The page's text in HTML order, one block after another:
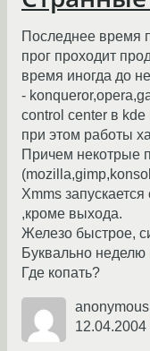
Последнее время
прог проходит
время иногда до
-
control center в kde
при этом работы
Причем некотрые
Xmms
,кроме выхода.
Железо быстрое,
Буквально неделю
Где копать?
anonymous